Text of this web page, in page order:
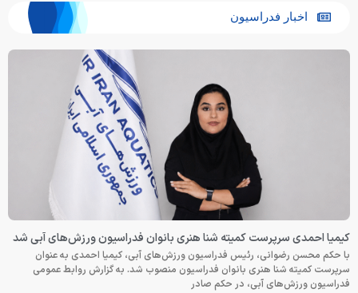
اخبار فدراسیون
کیمیا احمدی سرپرست کمیته شنا هنری بانوان فدراسیون ورزش‌های آبی شد
با حکم محسن رضوانی، رئیس فدراسیون ورزش‌های آبی، کیمیا احمدی به عنوان
سرپرست کمیته شنا هنری بانوان فدراسیون منصوب شد. به گزارش روابط عمومی
فدراسیون ورزش‌های آبی، در حکم صادر